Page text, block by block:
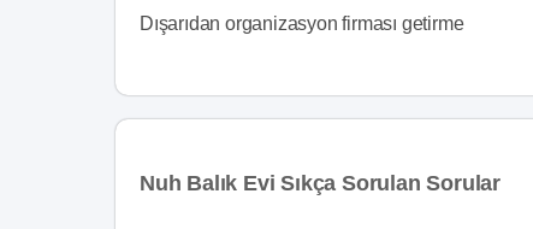
Dışarıdan organizasyon firması getirme
Nuh Balık Evi Sıkça Sorulan Sorular